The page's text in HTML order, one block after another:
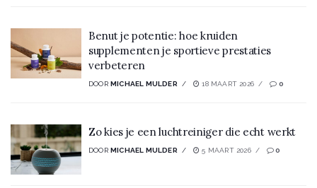
Benut je potentie: hoe kruiden
supplementen je sportieve prestaties
verbeteren
DOOR MICHAEL MULDER 18 MAART 2026 0
Zo kies je een luchtreiniger die echt werkt
DOOR MICHAEL MULDER 5 MAART 2026 0